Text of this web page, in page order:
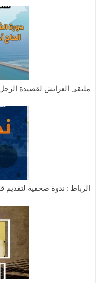
ملتقى العرائش لقصيدة الزجل
الرباط : ندوة صحفية لتقديم